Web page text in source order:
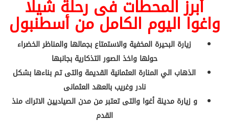
أبرز المحطات فى رحلة شيلا
واغوا اليوم الكامل من أسطنبول
زيارة البحيرة المخفية والاستمتاع بجمالها والمناظر الخضراء
حولها واخذ الصور التذكارية بجانبها
الذهاب الي المنارة العثمانية القديمة والتى تم بناءها بشكل
نادر وغريب بالعهد العثمانى
و زيارة مدينة أغوا والتى تعتبر من مدن الصياديين الاتراك منذ
القدم